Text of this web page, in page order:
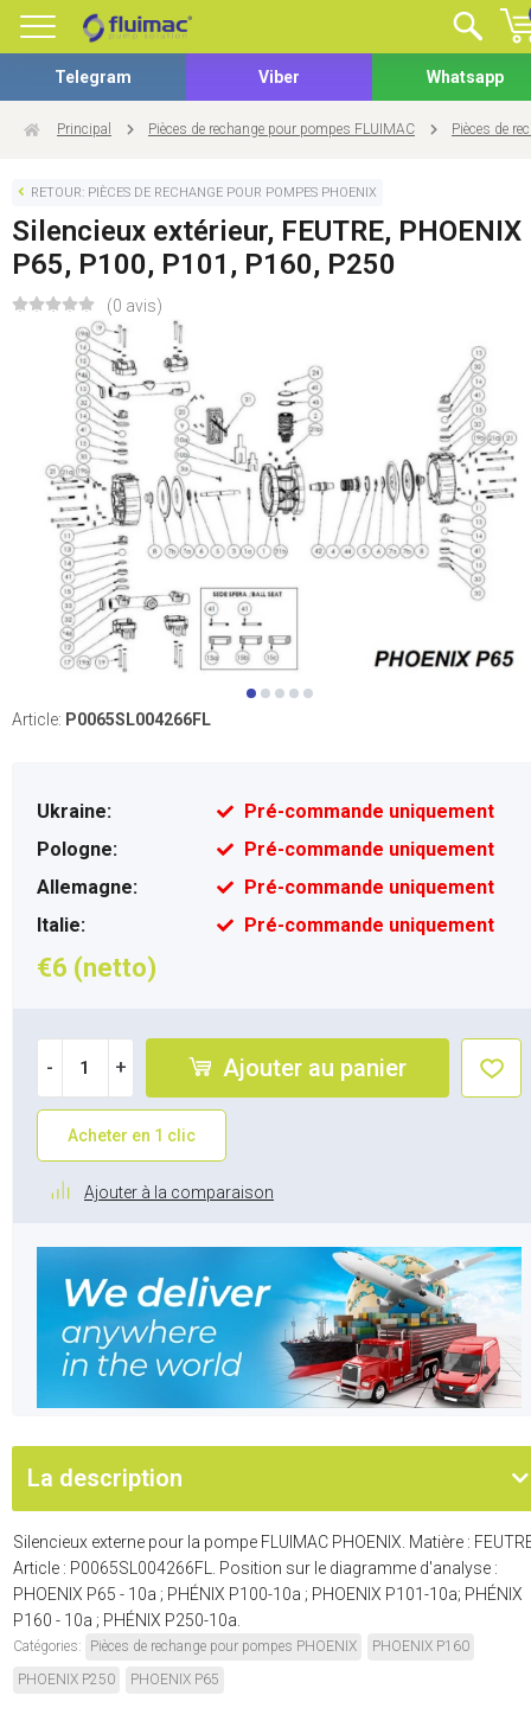
Telegram Viber Whatsapp
Principal Pièces de rechange pour pompes FLUIMAC Pièces de
RETOUR: PIÈCES DE RECHANGE POUR POMPES PHOENIX
Silencieux extérieur, FEUTRE, PHOENIX
P65, P100, P101, P160, P250
(0 avis)
Article: P0065SL004266FL
Ukraine:
Pré-commande uniquement
Pologne:
Pré-commande uniquement
Allemagne:
Pré-commande uniquement
Italie:
Pré-commande uniquement
€6 (netto)
- + Ajouter au panier
Acheter en 1 clic
Ajouter à la comparaison
La description
Silencieux externe pour la pompe FLUIMAC PHOENIX. Matière :
Article : P0065SL004266FL. Position sur le diagramme d'analyse :
PHOENIX P65 - 10a ; PHÉNIX P100-10a ; PHOENIX P101-10a; PHÉNIX
P160 - 10a ; PHÉNIX P250-10a.
Catégories: Pièces de rechange pour pompes PHOENIX
PHOENIX P160
PHOENIX P250
PHOENIX P65